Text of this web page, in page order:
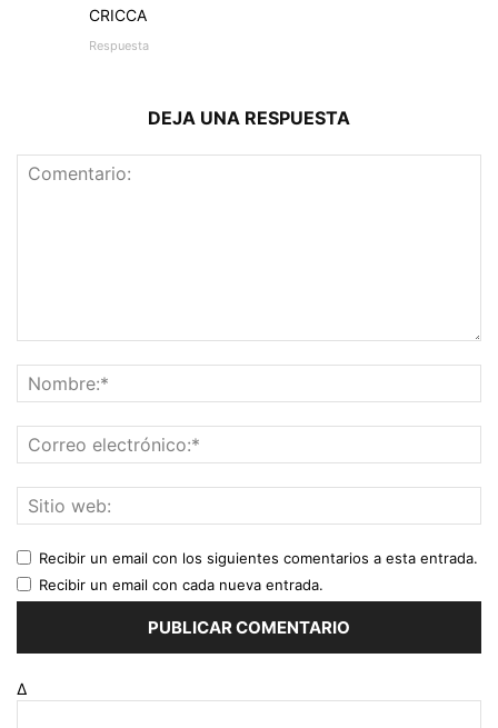
CRICCA
Respuesta
DEJA UNA RESPUESTA
Recibir un email con los siguientes comentarios a esta entrada.
Recibir un email con cada nueva entrada.
Δ